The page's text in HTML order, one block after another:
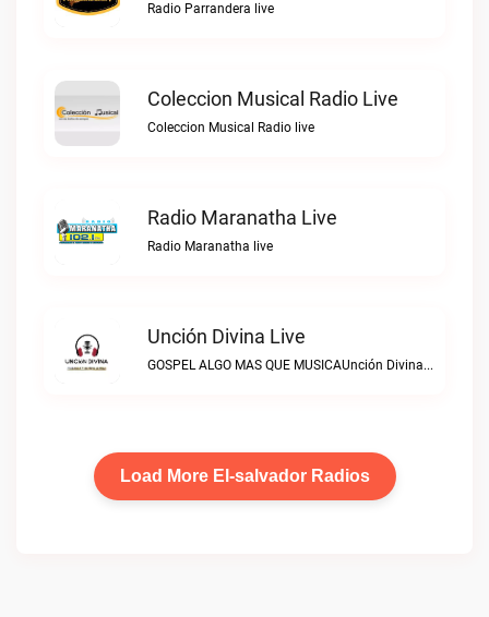
Radio Parrandera live
Coleccion Musical Radio Live
Coleccion Musical Radio live
Radio Maranatha Live
Radio Maranatha live
Unción Divina Live
GOSPEL ALGO MAS QUE MUSICAUnción Divina live
Load More El-salvador Radios